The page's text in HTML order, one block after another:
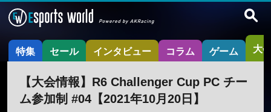
特集 セール インタビュー コラム ゲーム 大
【大会情報】R6 Challenger Cup PC チー
ム参加制 #04【2021年10月20日】